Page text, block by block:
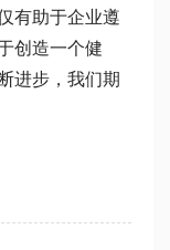
有助于企业遵
创造一个健
进步，我们期